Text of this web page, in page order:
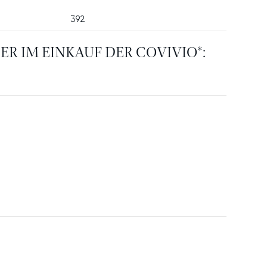
IM EINKAUF DER COVIVIO*: